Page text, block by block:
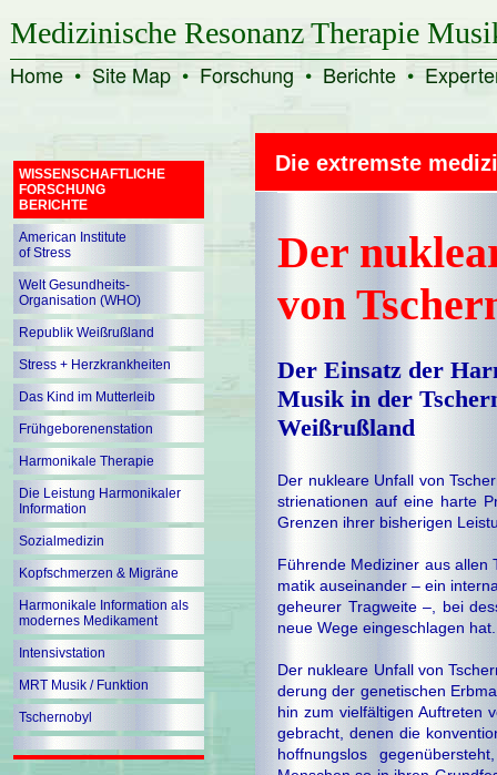
Medizinische Resonanz Therapie
Home • Site Map • Forschung • Berichte •
WISSENSCHAFTLICHE
FORSCHUNG
BERICHTE
American Institute
of Stress
Welt Gesundheits-
Organisation (WHO)
Republik Weißrußland
Stress + Herzkrankheiten
Das Kind im Mutterleib
Frühgeborenenstation
Harmonikale Therapie
Die Leistung Harmonikaler
Information
Sozialmedizin
Kopfschmerzen & Migräne
Harmonikale Information als
modernes Medikament
Intensivstation
MRT Musik / Funktion
Tschernobyl
Die extremste
Der
von
Der Einsatz der
Musik in der
Weißrußland
Der nukleare Unfall von
strie­na­tio­nen auf eine harte
Grenzen ihrer bisherigen
Führende Mediziner aus
ma­tik auseinander – ein
ge­heu­rer Tragweite –, bei
neue Wege eingeschlagen hat.
Der nukleare Unfall von
de­rung der genetischen
hin zum vielfältigen Auftreten
ge­bracht, denen die
hoffnungslos